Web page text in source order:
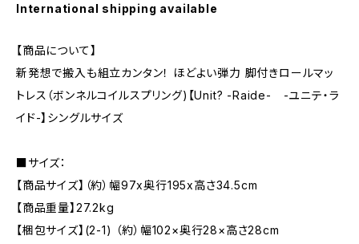
International shipping available
【商品について】
新発想で搬入も組立カンタン！ ほどよい弾力 脚付きロールマッ
トレス（ボンネルコイルスプリング)【Unit? -Raide- -ユニテ・ラ
イド-】シングルサイズ
■サイズ：
【商品サイズ】（約）幅97x奥行195x高さ34.5cm
【商品重量】27.2kg
【梱包サイズ】(2-1) （約）幅102×奥行28×高さ28cm